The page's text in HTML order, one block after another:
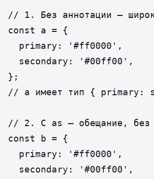
// 1. Без аннотации —
const a = {
  primary: '#ff0000',
  secondary: '#00ff00',
};
// a имеет тип {
// 2. С as — обещание, без
const b = {
  primary: '#ff0000',
  secondary: '#00ff00',